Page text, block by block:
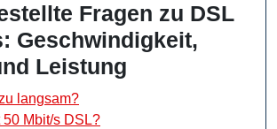
Fragen zu DSL
Geschwindigkeit,
Leistung
langsam?
Mbit/s DSL?